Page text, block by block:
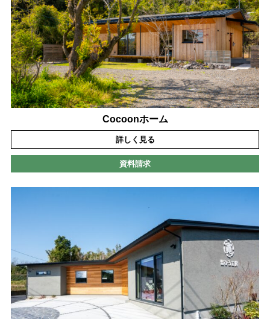
Cocoonホーム
詳しく見る
資料請求